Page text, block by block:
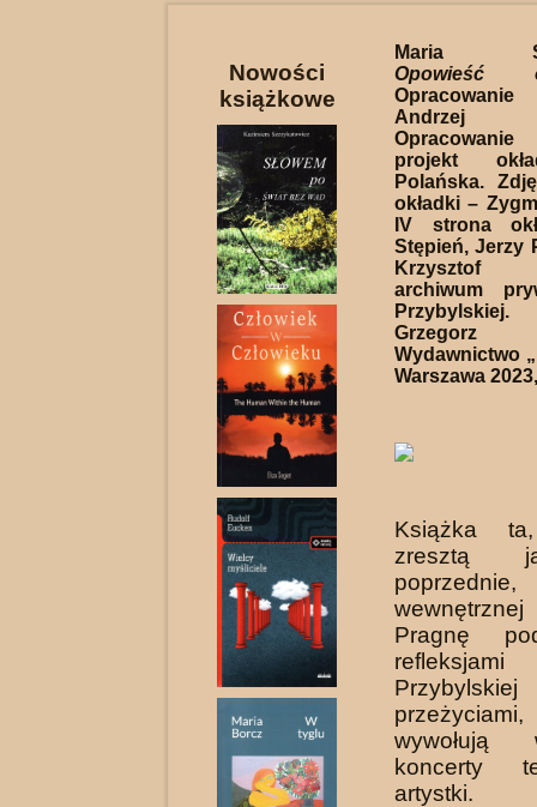
Nowości
książkowe
Maria
Opowieść
Andrzej
projekt
Polańska.
okładki –
IV strona
Stępień, Jerzy
Krzysztof
archiwum
Grzegorz
Wydawnictwo
Warszawa
Książka
zresztą
poprzednie,
Pragnę
koncerty
artystki.